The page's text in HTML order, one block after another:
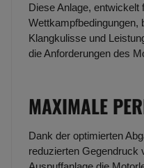
Diese Anlage,
Wettkampfbedingungen,
Klangkulisse und
die Anforderungen des
MAXIMALE
Dank der optimierten
reduzierten Gegendruck